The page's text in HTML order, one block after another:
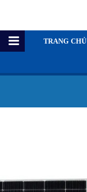
TRANG CHỦ